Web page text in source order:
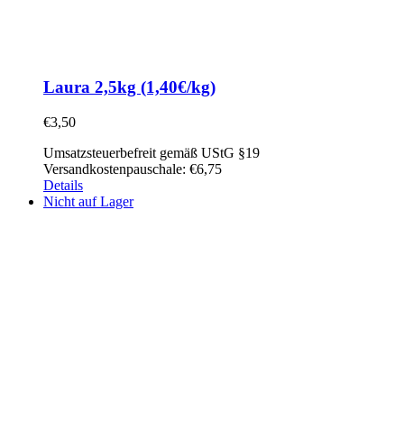
Laura 2,5kg (1,40€/kg)
€3,50
Umsatzsteuerbefreit gemäß UStG §19
Versandkostenpauschale: €6,75
Details
Nicht auf Lager